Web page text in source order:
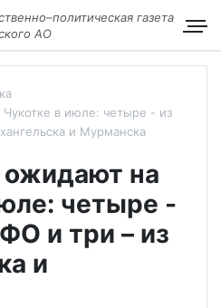
газета
АО
в июле: четыре - из
и Мурманска
на
четыре -
и три – из
и